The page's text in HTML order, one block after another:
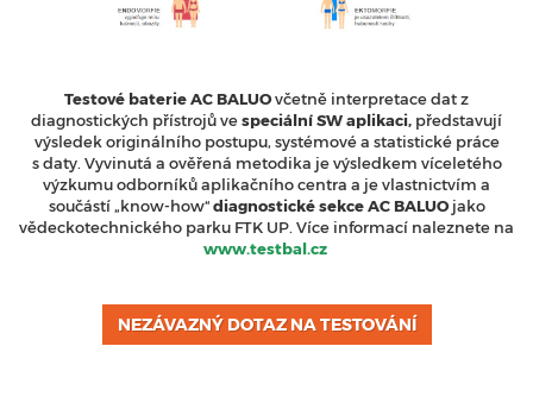
Testové baterie AC BALUOvčetně interpretace dat z
diagnostických přístrojů vespeciální SW aplikaci, představují
výsledek originálního postupu, systémové a statistické práce
s daty. Vyvinutá a ověřená metodika je výsledkem víceletého
výzkumu odborníků aplikačního centra a je vlastnictvím a
součástí „know-how“diagnostické sekce AC BALUOjako
vědeckotechnického parku FTK UP. Více informací naleznete na
www.testbal.cz
NEZÁVAZNÝ DOTAZ NA TESTOVÁNÍ